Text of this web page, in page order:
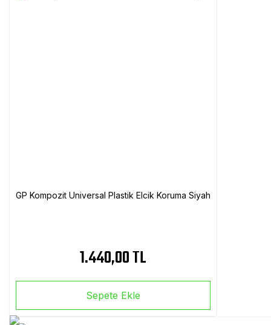
GP Kompozit Universal Plastik Elcik Koruma Siyah
1.440,00 TL
Sepete Ekle